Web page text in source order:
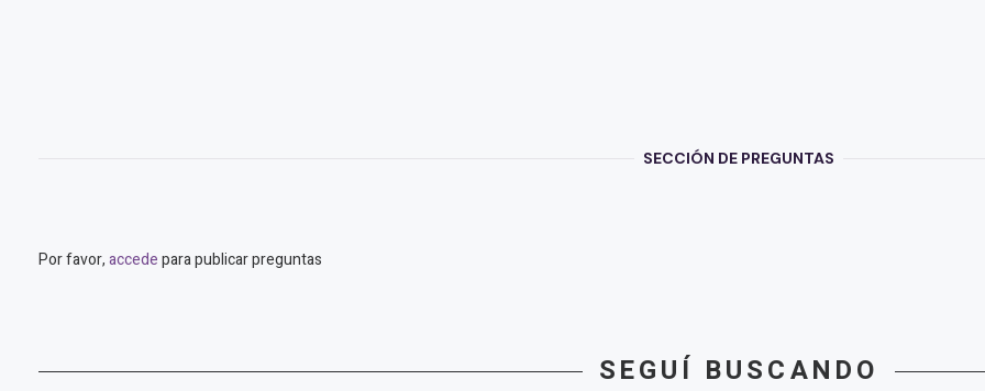
SECCIÓN DE PREGUNTAS
Por favor,accedepara publicar preguntas
SEGUÍ BUSCANDO